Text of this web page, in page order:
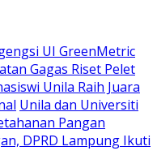
UI GreenMetric
Gagas Riset Pelet
Unila Raih Juara
Unila dan Universiti
Pangan
DPRD Lampung Ikuti